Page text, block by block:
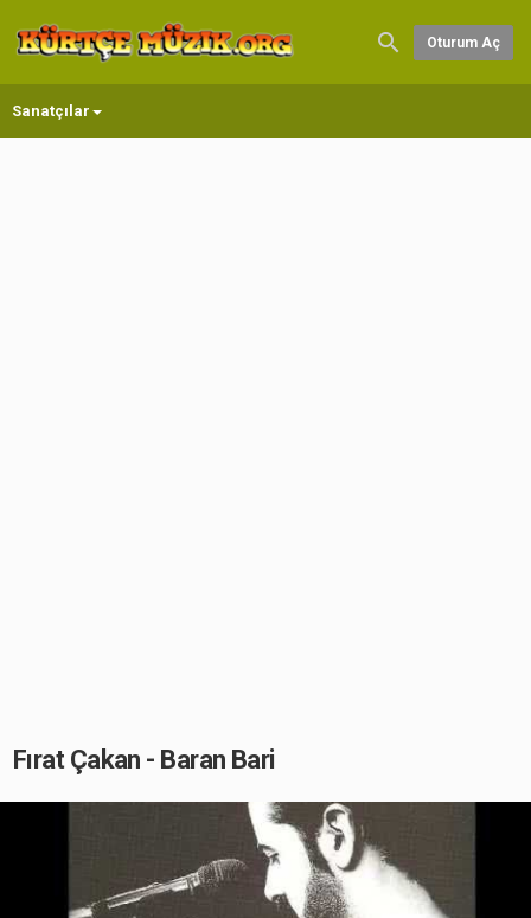
Oturum Aç
Sanatçılar
Fırat Çakan - Baran Bari